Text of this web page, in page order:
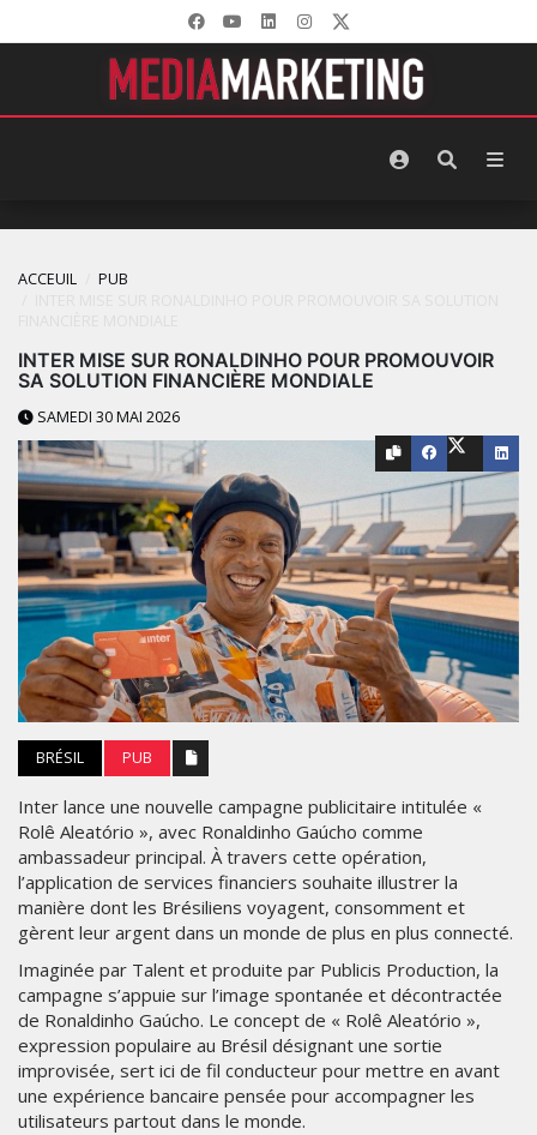
ACCEUIL
PUB
INTER MISE SUR RONALDINHO POUR PROMOUVOIR
SA SOLUTION FINANCIÈRE MONDIALE
SAMEDI 30 MAI 2026
BRÉSIL PUB
Inter lance une nouvelle campagne publicitaire intitulée «
Rolê Aleatório », avec Ronaldinho Gaúcho comme
ambassadeur principal. À travers cette opération,
l’application de services financiers souhaite illustrer la
manière dont les Brésiliens voyagent, consomment et
gèrent leur argent dans un monde de plus en plus connecté.
Imaginée par Talent et produite par Publicis Production, la
campagne s’appuie sur l’image spontanée et décontractée
de Ronaldinho Gaúcho. Le concept de « Rolê Aleatório »,
expression populaire au Brésil désignant une sortie
improvisée, sert ici de fil conducteur pour mettre en avant
une expérience bancaire pensée pour accompagner les
utilisateurs partout dans le monde.